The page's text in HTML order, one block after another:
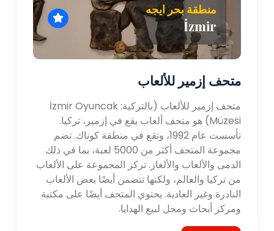
منطقة بحر ايجه
İzmir
متحف إزمير للألعاب
متحف إزمير للألعاب (بالتركية: İzmir Oyuncak
Müzesi) هو متحف ألعاب يقع في إزمير، تركيا.
تأسست عام 1992، وتقع في منطقة كوناك. تضم
مجموعة المتحف أكثر من 5000 لعبة، بما في ذلك
الدمى والألعاب والألغاز. تركز المجموعة على الألعاب
من تركيا والعالم، ولكنها تتضمن أيضًا بعض الألعاب
النادرة وغير العادية. يحتوي المتحف أيضًا على مكتبة
ومركز أبحاث ومحل لبيع الهدايا.